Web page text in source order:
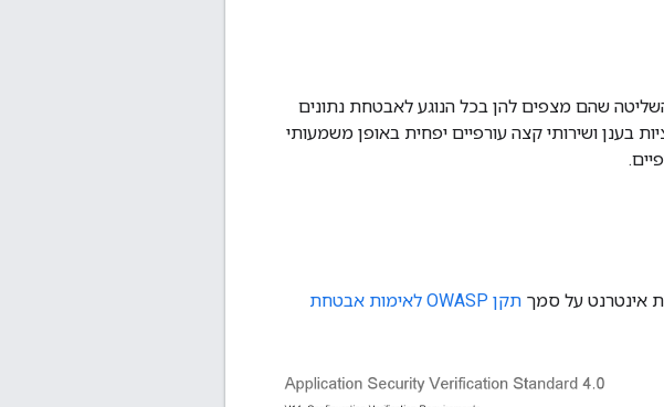
שהם מצפים להן בכל הנוגע לאבטחת נתונים
בענן ושירותי קצה עורפיים יפחית באופן משמעותי
תקן OWASP לאימות אבטחת